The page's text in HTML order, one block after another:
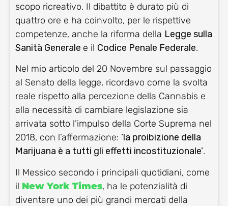
scopo ricreativo. Il dibattito è durato più di
quattro ore e ha coinvolto, per le rispettive
competenze, anche la riforma della Legge sulla
Sanità Generale e il Codice Penale Federale.
Nel mio articolo del 20 Novembre sul passaggio
al Senato della legge, ricordavo come la svolta
reale rispetto alla percezione della Cannabis e
alla necessità di cambiare legislazione sia
arrivata sotto l’impulso della Corte Suprema nel
2018, con l’affermazione: ‘la proibizione della
Marijuana è a tutti gli effetti incostituzionale’.
Il Messico secondo i principali quotidiani, come
il New York Times, ha le potenzialità di
diventare uno dei più grandi mercati della